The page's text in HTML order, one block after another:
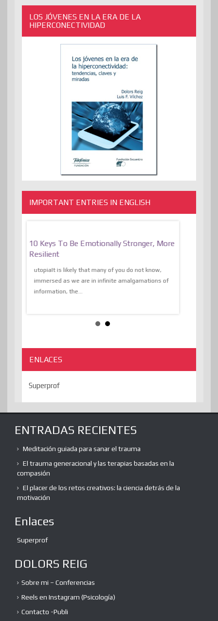
LOS JÓVENES EN LA ERA DE LA
HIPERCONECTIVIDAD
IMPORTANT ENTRIES IN ENGLISH
10 Keys To Be Emotionally Stronger, More
Resilient
utopiaIt is likely that many of you do not know,
immersed as we are in infinite amalgamations of
information, the...
ENLACES
Superprof
ENTRADAS RECIENTES
Meditación guiada para sanar el trauma
El trauma generacional y las terapias basadas en la
compasión
El placer de los retos creativos: la ciencia detrás de la
motivación
Enlaces
Superprof
DOLORS REIG
Sobre mi – Conferencias
Reels en Instagram (Psicología)
Contacto -Publi